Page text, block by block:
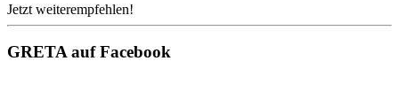
Jetzt weiterempfehlen!
GRETA auf Facebook